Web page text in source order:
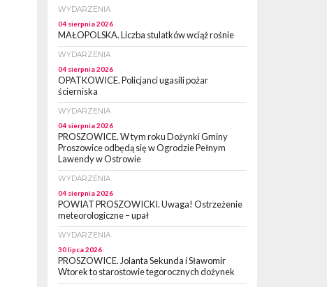
WYDARZENIA
04 sierpnia 2026
MAŁOPOLSKA. Liczba stulatków wciąż rośnie
WYDARZENIA
04 sierpnia 2026
OPATKOWICE. Policjanci ugasili pożar
ścierniska
WYDARZENIA
04 sierpnia 2026
PROSZOWICE. W tym roku Dożynki Gminy
Proszowice odbędą się w Ogrodzie Pełnym
Lawendy w Ostrowie
WYDARZENIA
04 sierpnia 2026
POWIAT PROSZOWICKI. Uwaga! Ostrzeżenie
meteorologiczne – upał
WYDARZENIA
30 lipca 2026
PROSZOWICE. Jolanta Sekunda i Sławomir
Wtorek to starostowie tegorocznych dożynek